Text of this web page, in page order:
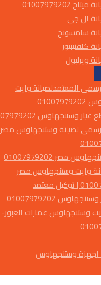
01007979202
ال جى
سامسونج
كلفنيتيور
ويرلبول
المعتمدلصيانة وايت
وستنجهاوس 010007979202
لصيانة وستنجهاوس مصر
مصر 01007979202
وايت وستنجهاوس مصر
معتمد
01007979202
وستنجهاوس عمارات العبور-
اجهزة وستنجهاوس